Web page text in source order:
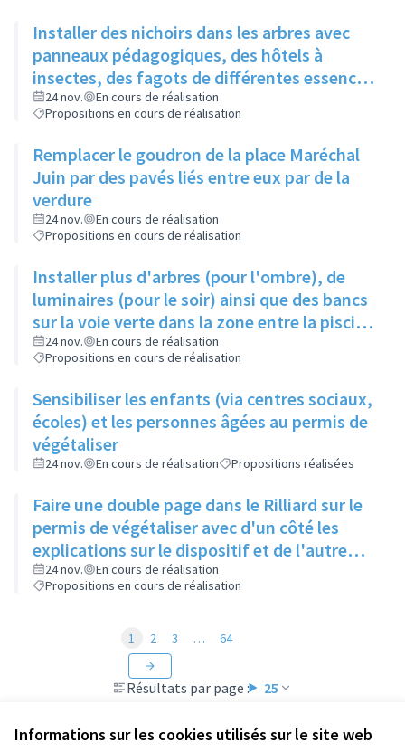
Informations sur les cookies utilisés sur le site web
Installer des nichoirs dans les arbres avec
panneaux pédagogiques, des hôtels à
insectes, des fagots de différentes essences
pour stimuler la biodiversité sur la place du
Château à la Roue
24 nov.
En cours de réalisation
Propositions en cours de réalisation
Remplacer le goudron de la place Maréchal
Juin par des pavés liés entre eux par de la
verdure
24 nov.
En cours de réalisation
Propositions en cours de réalisation
Installer plus d'arbres (pour l'ombre), de
luminaires (pour le soir) ainsi que des bancs
sur la voie verte dans la zone entre la piscine
et la rue de l'Industrie
24 nov.
En cours de réalisation
Propositions en cours de réalisation
Sensibiliser les enfants (via centres sociaux,
écoles) et les personnes âgées au permis de
végétaliser
24 nov. En cours de réalisation Propositions réalisées
Faire une double page dans le Rilliard sur le
permis de végétaliser avec d'un côté les
explications sur le dispositif et de l'autre
côté des exemples concrets de lieux à
investir
24 nov.
En cours de réalisation
Propositions en cours de réalisation
Résultats par page : 25
1 2 3 … 64